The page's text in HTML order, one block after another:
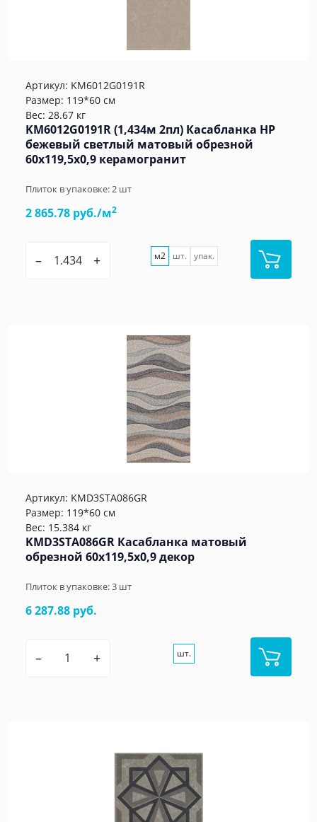
Артикул: KM6012G0191R
Размер: 119*60 см
Вес: 28.67 кг
KM6012G0191R (1,434м 2пл) Касабланка HP
бежевый светлый матовый обрезной
60x119,5x0,9 керамогранит
Плиток в упаковке:2 шт
2 865.78 руб./м2
– + м2 шт. упак.
Артикул: KMD3STA086GR
Размер: 119*60 см
Вес: 15.384 кг
KMD3STA086GR Касабланка матовый
обрезной 60x119,5x0,9 декор
Плиток в упаковке:3 шт
6 287.88 руб.
– + шт.